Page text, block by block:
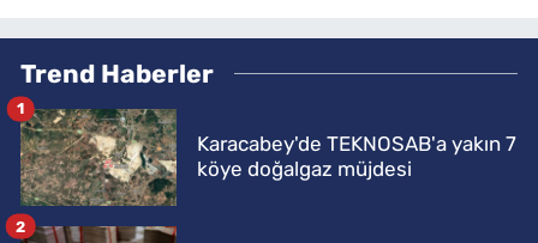
Trend Haberler
Karacabey'de TEKNOSAB'a yakın 7
köye doğalgaz müjdesi
1
2